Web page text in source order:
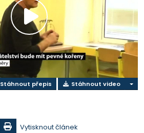
Přehrát
video
Stáhnout přepis Stáhnout video
Vytisknout článek